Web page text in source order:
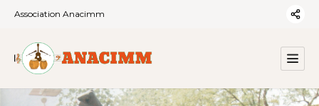
Association Anacimm